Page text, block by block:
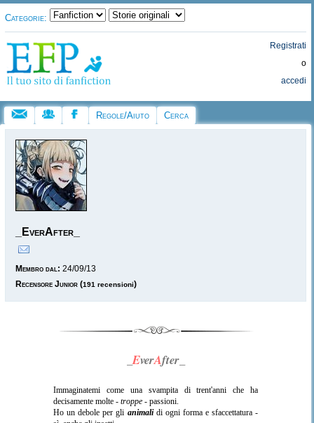
Categorie:
Registrati
o
accedi
Regole/Aiuto Cerca
_EverAfter_
Membro dal: 24/09/13
Recensore Junior (191 recensioni)
_EverAfter_
Immaginatemi come una svampita di trent'anni che ha
decisamente molte -troppe - passioni.
Ho un debole per gli animalidi ogni forma e sfaccettatura -